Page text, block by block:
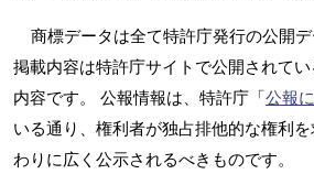
商標データは全て特許庁発行の公開デ
掲載内容は特許庁サイトで公開されて
内容です。 公報情報は、特許庁「公報
いる通り、権利者が独占排他的な権利
わりに広く公示されるべきものです。